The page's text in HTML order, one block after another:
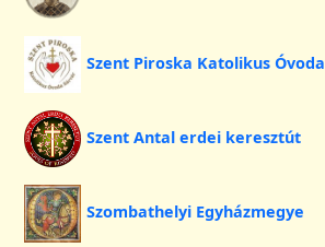
Szent Piroska Katolikus Óvoda
Szent Antal erdei keresztút
Szombathelyi Egyházmegye